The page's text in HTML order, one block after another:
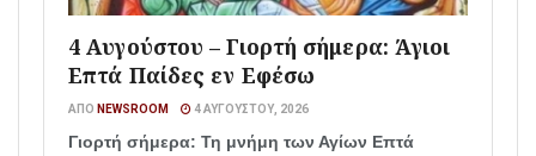
4 Αυγούστου – Γιορτή σήμερα: Άγιοι
Επτά Παίδες εν Εφέσω
ΑΠΌ NEWSROOM 4 ΑΥΓΟΎΣΤΟΥ, 2026
Γιορτή σήμερα: Τη μνήμη των Αγίων Επτά